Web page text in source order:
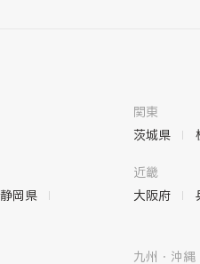
関東
茨城県
静岡県
近畿
大阪府
九州・沖縄